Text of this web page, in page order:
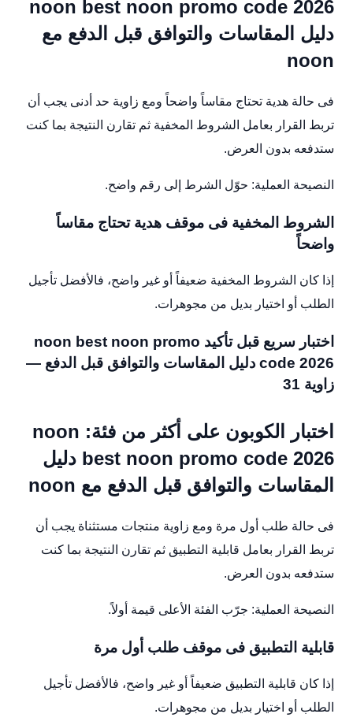
noon best noon promo code 2026
دليل المقاسات والتوافق قبل الدفع مع
noon
فى حالة هدية تحتاج مقاساً واضحاً ومع زاوية حد أدنى يجب أن
تربط القرار بعامل الشروط المخفية ثم تقارن النتيجة بما كنت
ستدفعه بدون العرض.
النصيحة العملية: حوّل الشرط إلى رقم واضح.
الشروط المخفية فى موقف هدية تحتاج مقاساً
واضحاً
إذا كان الشروط المخفية ضعيفاً أو غير واضح، فالأفضل تأجيل
الطلب أو اختيار بديل من مجوهرات.
اختبار سريع قبل تأكيد noon best noon promo
code 2026 دليل المقاسات والتوافق قبل الدفع —
زاوية 31
اختبار الكوبون على أكثر من فئة: noon
best noon promo code 2026 دليل
المقاسات والتوافق قبل الدفع مع noon
فى حالة طلب أول مرة ومع زاوية منتجات مستثناة يجب أن
تربط القرار بعامل قابلية التطبيق ثم تقارن النتيجة بما كنت
ستدفعه بدون العرض.
النصيحة العملية: جرّب الفئة الأعلى قيمة أولاً.
قابلية التطبيق فى موقف طلب أول مرة
إذا كان قابلية التطبيق ضعيفاً أو غير واضح، فالأفضل تأجيل
الطلب أو اختيار بديل من مجوهرات.